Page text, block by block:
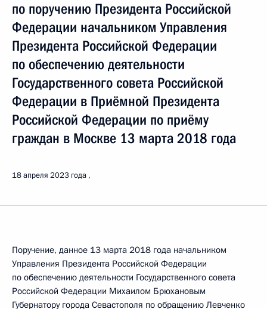
по поручению Президента Российской
Федерации начальником Управления
Президента Российской Федерации
по обеспечению деятельности
Государственного совета Российской
Федерации в Приёмной Президента
Российской Федерации по приёму
граждан в Москве 13 марта 2018 года
18 апреля 2023 года
Поручение, данное 13 марта 2018 года начальником
Управления Президента Российской Федерации
по обеспечению деятельности Государственного совета
Российской Федерации Михаилом Брюхановым
Губернатору города Севастополя по обращению Левченко